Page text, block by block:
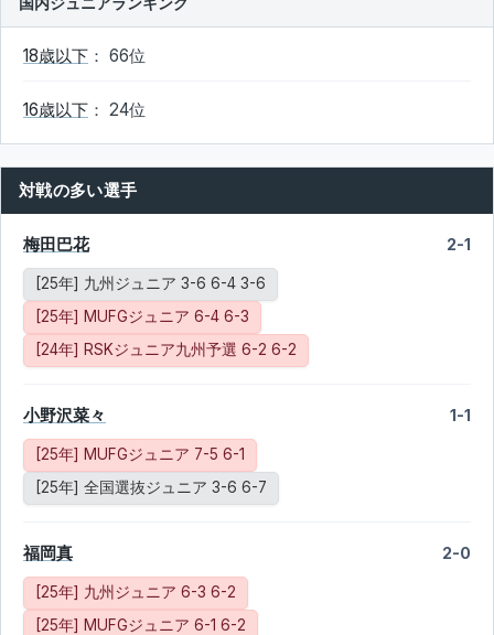
18歳以下 ： 66位
16歳以下 ： 24位
対戦の多い選手
梅田巴花 2-1
[25年] 九州ジュニア 3-6 6-4 3-6
[25年] MUFGジュニア 6-4 6-3
[24年] RSKジュニア九州予選 6-2 6-2
小野沢菜々 1-1
[25年] MUFGジュニア 7-5 6-1
[25年] 全国選抜ジュニア 3-6 6-7
福岡真 2-0
[25年] 九州ジュニア 6-3 6-2
[25年] MUFGジュニア 6-1 6-2